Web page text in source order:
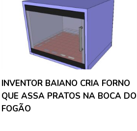
INVENTOR BAIANO CRIA FORNO
QUE ASSA PRATOS NA BOCA DO
FOGÃO